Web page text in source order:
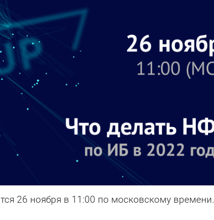
26 ноября в 11:00 по московскому времени.